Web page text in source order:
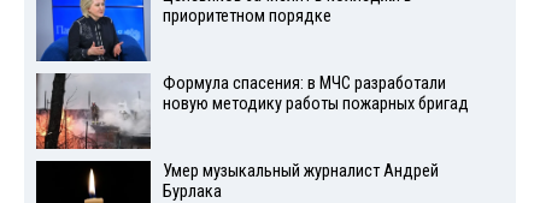
приоритетном порядке
Формула спасения: в МЧС разработали
новую методику работы пожарных бригад
Умер музыкальный журналист Андрей
Бурлака